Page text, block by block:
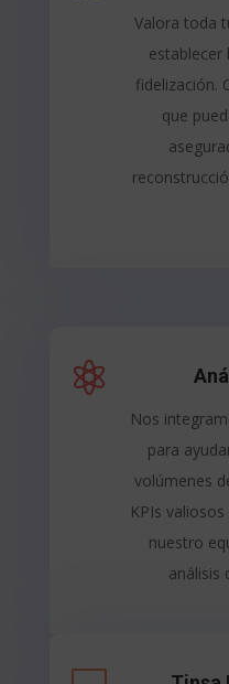
Valora toda
establecer
fidelización.
que

Nos
para
volúmenes
KPIs
nuestro
análisis